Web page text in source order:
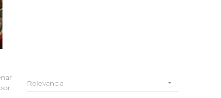
Relevancia 